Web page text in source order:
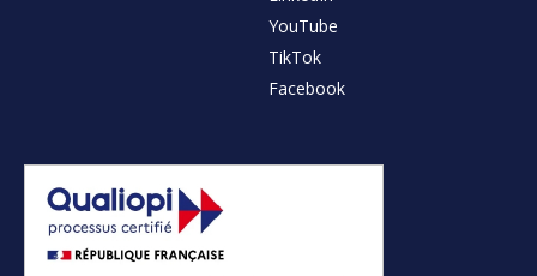
YouTube
TikTok
Facebook